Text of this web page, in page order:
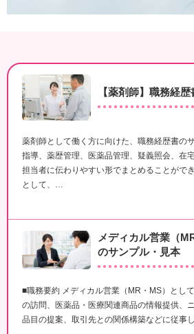
【薬剤師】職務経
薬剤師として働く方に向けた、職務経歴書の
指導、薬歴管理、医薬品管理、疑義照会、在
担当者に伝わりやすい形でまとめることがで
として、…
メディカル営業（
のサンプル・見本
■職務要約 メディカル営業（MR・MS）とし
の訪問、医薬品・医療関連商品の情報提供、
品目の提案、取引先との関係構築などに従事